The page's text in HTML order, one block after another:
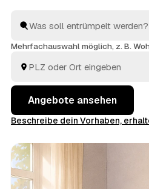
– die Profis räumen schnell
fachgerecht. So ist dies die
Mehrfachauswahl möglich, z. B.
Angebote ansehen
Beschreibe dein Vorhaben,